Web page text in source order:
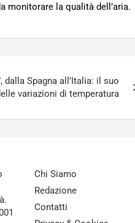
monitorare la qualità dell’aria.
dalla Spagna all’Italia: il suo
variazioni di temperatura
Chi Siamo
Redazione
Contatti